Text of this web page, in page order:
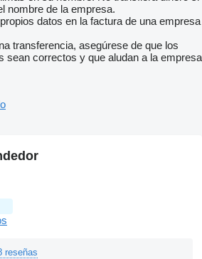
nombre de la empresa.
datos en la factura de una empresa
transferencia, asegúrese de que los
sean correctos y que aludan a la empresa
reseñas